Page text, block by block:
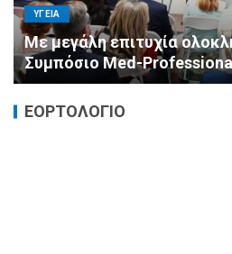
ΕΛΕΥΘΕΡΟΣ ΧΡΟΝΟΣ ΟΙΚΟΝΟΜΙΑ
Καταστροφικές δαπάνες
αντιμετώπισή τους
ΕΟΡΤΟΛΟΓΙΟ